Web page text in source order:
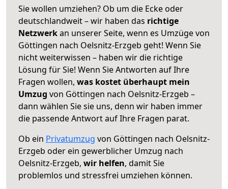
Sie wollen umziehen? Ob um die Ecke oder
deutschlandweit – wir haben das richtige
Netzwerkan unserer Seite, wenn es Umzüge von
Göttingen nach Oelsnitz-Erzgeb geht! Wenn Sie
nicht weiterwissen – haben wir die richtige
Lösung für Sie! Wenn Sie Antworten auf Ihre
Fragen wollen, was kostet überhaupt mein
Umzug von Göttingen nach Oelsnitz-Erzgeb –
dann wählen Sie sie uns, denn wir haben immer
die passende Antwort auf Ihre Fragen parat.
Ob ein Privatumzug von Göttingen nach Oelsnitz-
Erzgeb oder ein gewerblicher Umzug nach
Oelsnitz-Erzgeb, wir helfen, damit Sie
problemlos und stressfrei umziehen können.